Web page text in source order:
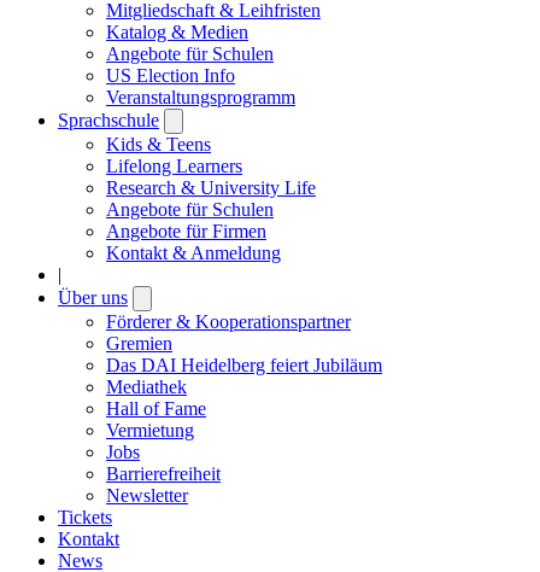
Mitgliedschaft & Leihfristen
Katalog & Medien
Angebote für Schulen
US Election Info
Veranstaltungsprogramm
Sprachschule
submenu
Kids & Teens
Lifelong Learners
Research & University Life
Angebote für Schulen
Angebote für Firmen
Kontakt & Anmeldung
|
Über uns
submenu
Förderer & Kooperationspartner
Gremien
Das DAI Heidelberg feiert Jubiläum
Mediathek
Hall of Fame
Vermietung
Jobs
Barrierefreiheit
Newsletter
Tickets
Kontakt
News